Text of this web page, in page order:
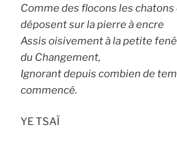
Comme des flocons les chatons
déposent sur la pierre à encre
Assis oisivement à la petite
du Changement,
Ignorant depuis combien de
commencé.
YE TSAÏ